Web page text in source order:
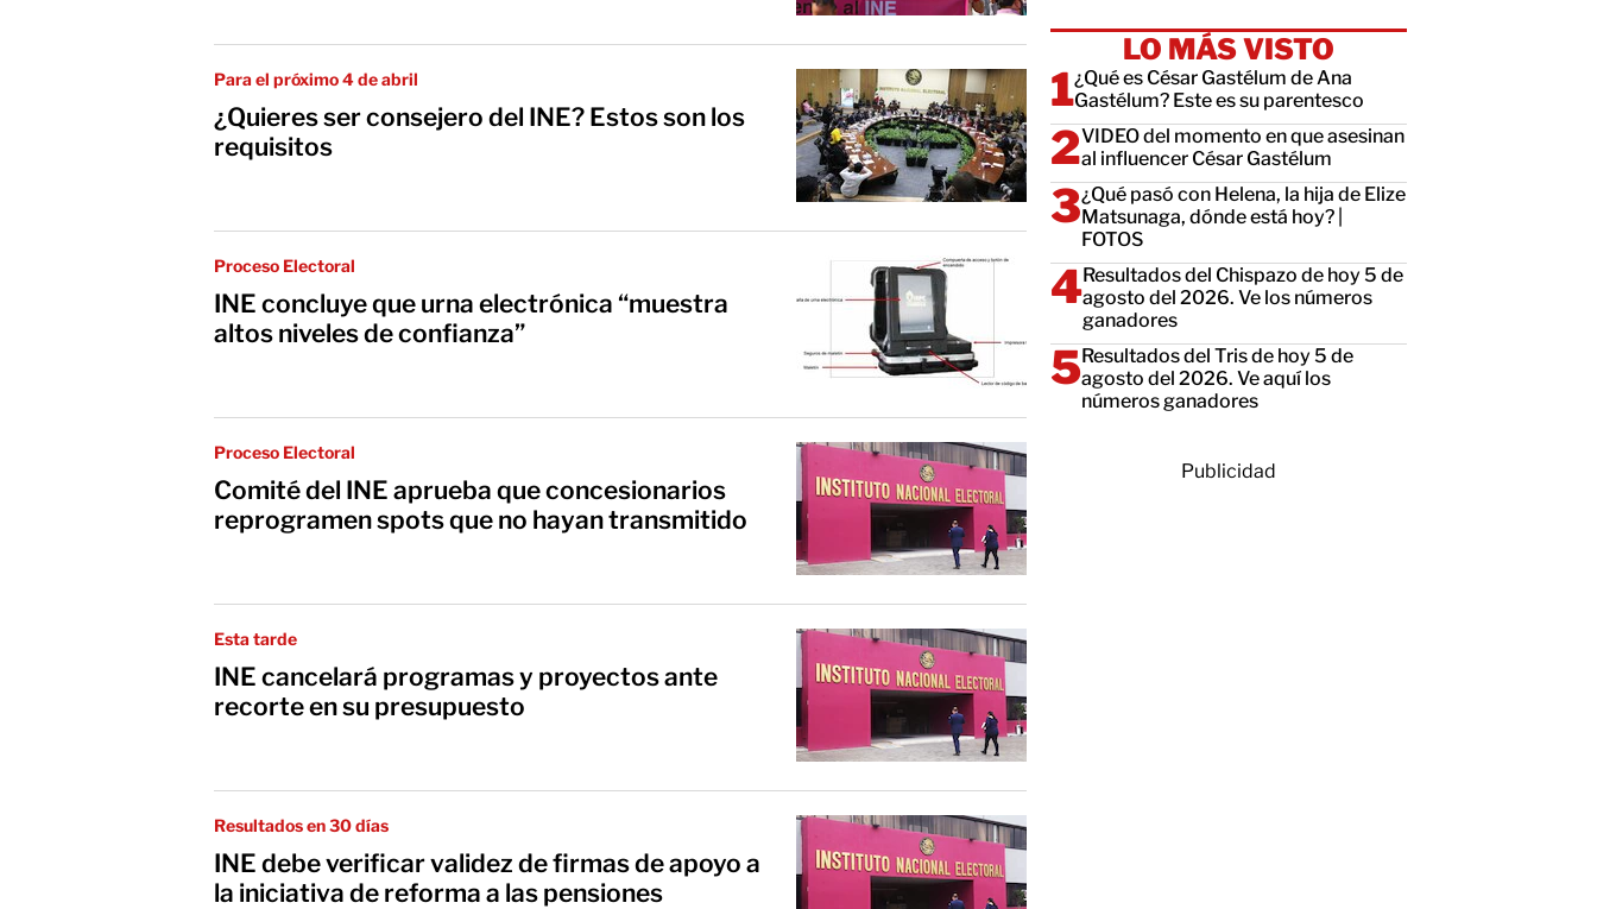
Para el próximo 4 de abril
¿Quieres ser consejero del INE? Estos son los
requisitos
Proceso Electoral
INE concluye que urna electrónica “muestra
altos niveles de confianza”
Proceso Electoral
Comité del INE aprueba que concesionarios
reprogramen spots que no hayan transmitido
Esta tarde
INE cancelará programas y proyectos ante
recorte en su presupuesto
Resultados en 30 días
INE debe verificar validez de firmas de apoyo a
la iniciativa de reforma a las pensiones
LO MÁS VISTO
¿Qué es César Gastélum de Ana
Gastélum? Este es su parentesco
VIDEO del momento en que asesinan
al influencer César Gastélum
¿Qué pasó con Helena, la hija de Elize
Matsunaga, dónde está hoy? |
FOTOS
Resultados del Chispazo de hoy 5 de
agosto del 2026. Ve los números
ganadores
Resultados del Tris de hoy 5 de
agosto del 2026. Ve aquí los
números ganadores
Publicidad